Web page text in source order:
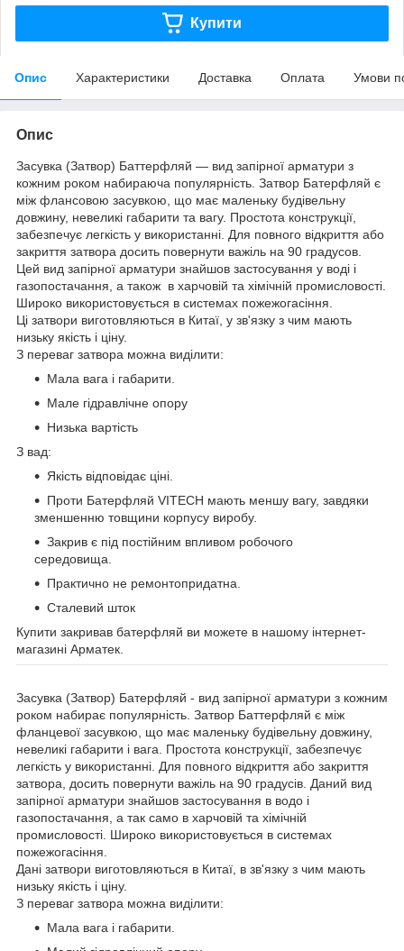
Купити
Опис Характеристики Доставка Оплата Умови
Опис
Засувка (Затвор) Баттерфляй — вид запірної арматури з
кожним роком набираюча популярність. Затвор Батерфляй є
між флансовою засувкою, що має маленьку будівельну
довжину, невеликі габарити та вагу. Простота конструкції,
забезпечує легкість у використанні. Для повного відкриття або
закриття затвора досить повернути важіль на 90 градусов.
Цей вид запірної арматури знайшов застосування у воді і
газопостачання, а також в харчовій та хімічній промисловості.
Широко використовується в системах пожежогасіння.
Ці затвори виготовляються в Китаї, у зв'язку з чим мають
низьку якість і ціну.
З переваг затвора можна виділити:
Мала вага і габарити.
Мале гідравлічне опору
Низька вартість
З вад:
Якість відповідає ціні.
Проти Батерфляй VITECH мають меншу вагу, завдяки
зменшенню товщини корпусу виробу.
Закрив є під постійним впливом робочого
середовища.
Практично не ремонтопридатна.
Сталевий шток
Купити закривав батерфляй ви можете в нашому інтернет-
магазині Арматек.
Засувка (Затвор) Батерфляй - вид запірної арматури з кожним
роком набирає популярність. Затвор Баттерфляй є між
фланцевої засувкою, що має маленьку будівельну довжину,
невеликі габарити і вага. Простота конструкції, забезпечує
легкість у використанні. Для повного відкриття або закриття
затвора, досить повернути важіль на 90 градусів. Даний вид
запірної арматури знайшов застосування в водо і
газопостачання, а так само в харчовій та хімічній
промисловості. Широко використовується в системах
пожежогасіння.
Дані затвори виготовляються в Китаї, в зв'язку з чим мають
низьку якість і ціну.
З переваг затвора можна виділити:
Мала вага і габарити.